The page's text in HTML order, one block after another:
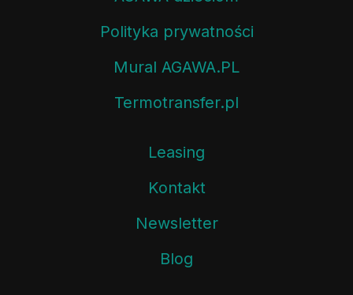
Polityka prywatności
Mural AGAWA.PL
Termotransfer.pl
Leasing
Kontakt
Newsletter
Blog